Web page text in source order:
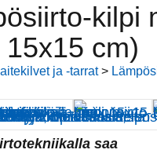
kilpi
15x15 cm)
ja -tarrat>
saa